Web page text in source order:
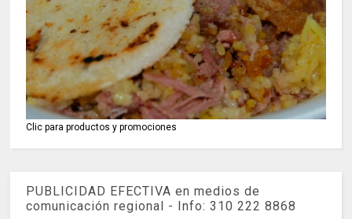
Clic para productos y promociones
PUBLICIDAD EFECTIVA en medios de
comunicación regional - Info: 310 222 8868